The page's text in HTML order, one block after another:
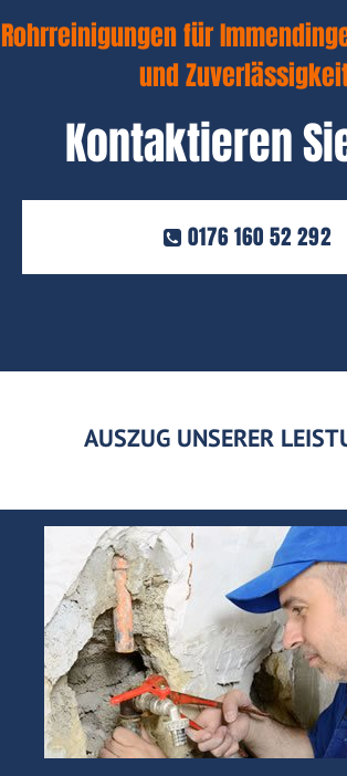
Rohrreinigungen für
und
Kontaktieren
0176 160 52 292
AUSZUG UNSERER